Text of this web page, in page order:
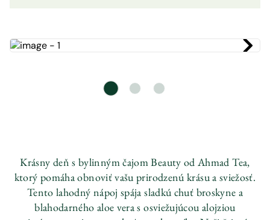
Krásny deň s bylinným čajom Beauty od Ahmad Tea,
ktorý pomáha obnoviť vašu prirodzenú krásu a sviežosť.
Tento lahodný nápoj spája sladkú chuť broskyne a
blahodarného aloe vera s osviežujúcou alojziou